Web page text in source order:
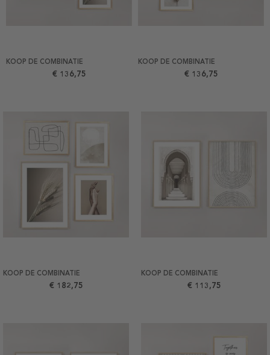
KOOP DE COMBINATIE
€ 136,75
KOOP DE COMBINATIE
€ 136,75
KOOP DE COMBINATIE
€ 182,75
KOOP DE COMBINATIE
€ 113,75